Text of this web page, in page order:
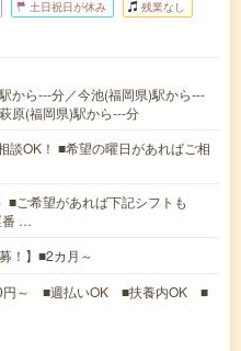
土日祝日が休み 残業なし
から---分／今池(福岡県)駅から---
原(福岡県)駅から---分
談OK！ ■希望の曜日があればご相
■ご希望があれば下記シフトも
番 …
！】■2カ月～
円～ ■週払いOK ■扶養内OK ■